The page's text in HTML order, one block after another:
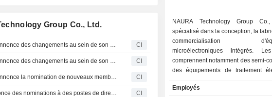
Group Co., Ltd.
Naura Technology Group Co., Ltd. annonce des changements au sein de son conseil d'administration CI
Naura Technology Group Co., Ltd. annonce des changements au sein de son conseil d'administration CI
Naura Technology Group Co., Ltd. annonce la nomination de nouveaux membres au conseil d'administration CI
NAURA Technology Group Co. annonce des nominations à des postes de direction CI
NAURA Technology Group
spécialisé dans la conception, la
commercialisation
microélectroniques intégrés.
comprennent notamment des semi-
des équipements de traitement
et des composants électroniques de
Employés